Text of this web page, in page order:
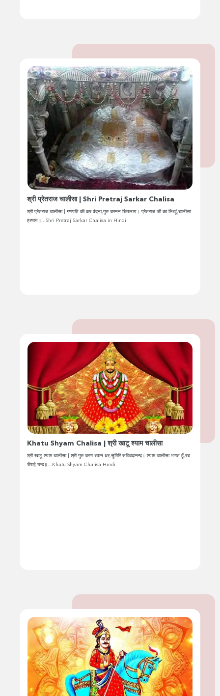
श्री प्रेतराज चालीसा | Shri Pretraj Sarkar Chalisa
श्री प्रेतराज चालीसा | गणपति की कर वंदना,गुरु चरनन चितलाय। प्रेतराज जी का लिखूं,चालीसा
हरषाय॥...Shri Pretraj Sarkar Chalisa in Hindi
Khatu Shyam Chalisa | श्री खाटू श्याम चालीसा
श्री खाटू श्याम चालीसा | श्री गुरु चरण ध्यान धर,सुमिरि सच्चिदानन्द। श्याम चालीसा भणत हूँ,रच
चैपाई छन्द॥...Khatu Shyam Chalisa Hindi